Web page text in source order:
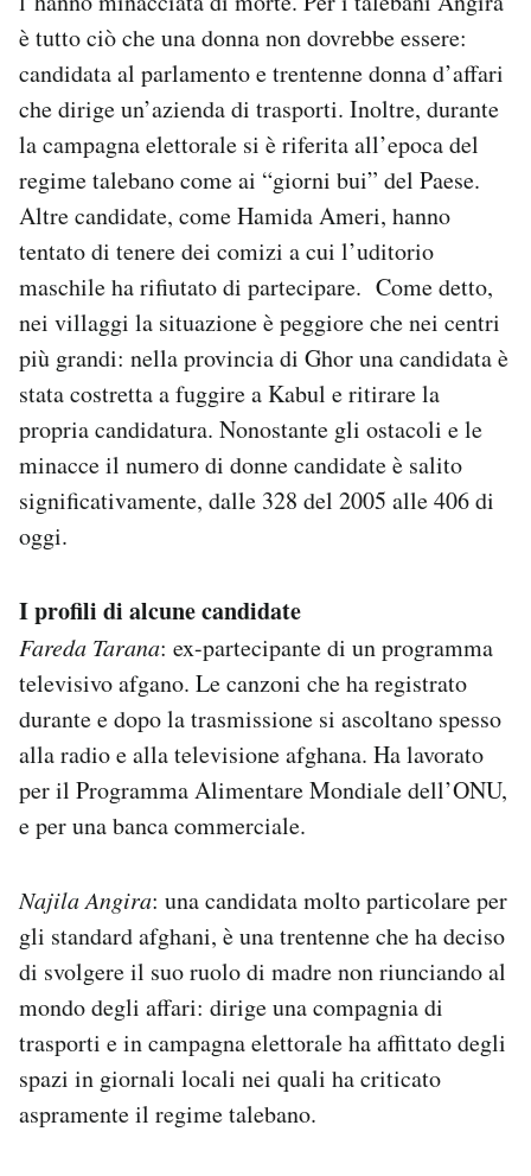
è tutto ciò che una donna non dovrebbe essere:
candidata al parlamento e trentenne donna d’affari
che dirige un’azienda di trasporti. Inoltre, durante
la campagna elettorale si è riferita all’epoca del
regime talebano come ai “giorni bui” del Paese.
Altre candidate, come Hamida Ameri, hanno
tentato di tenere dei comizi a cui l’uditorio
maschile ha rifiutato di partecipare. Come detto,
nei villaggi la situazione è peggiore che nei centri
più grandi: nella provincia di Ghor una candidata è
stata costretta a fuggire a Kabul e ritirare la
propria candidatura. Nonostante gli ostacoli e le
minacce il numero di donne candidate è salito
significativamente, dalle 328 del 2005 alle 406 di
oggi.
I profili di alcune candidate
Fareda Tarana: ex-partecipante di un programma
televisivo afgano. Le canzoni che ha registrato
durante e dopo la trasmissione si ascoltano spesso
alla radio e alla televisione afghana. Ha lavorato
per il Programma Alimentare Mondiale dell’ONU,
e per una banca commerciale.
Najila Angira: una candidata molto particolare per
gli standard afghani, è una trentenne che ha deciso
di svolgere il suo ruolo di madre non riunciando al
mondo degli affari: dirige una compagnia di
trasporti e in campagna elettorale ha affittato degli
spazi in giornali locali nei quali ha criticato
aspramente il regime talebano.